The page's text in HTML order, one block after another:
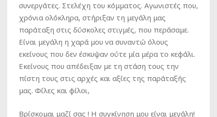
συνεργάτες. Στελέχη του κόμματος. Αγωνιστές που,
χρόνια ολόκληρα, στήριξαν τη μεγάλη μας
παράταξη στις δύσκολες στιγμές, που περάσαμε.
Είναι μεγάλη η χαρά μου να συναντώ όλους
εκείνους που δεν έσκυψαν ούτε μία μέρα το κεφάλι.
Εκείνους που απέδειξαν με τη στάση τους την
πίστη τους στις αρχές και αξίες της παράταξής
μας. Φίλες και φίλοι,
Βρίσκομαι μαζί σας ! Η συγκίνηση μου είναι μεγάλη!